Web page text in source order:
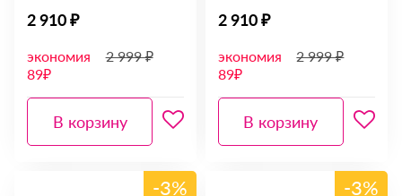
2 910 ₽
экономия
89₽
2 999 ₽
В корзину
2 910 ₽
экономия
89₽
2 999 ₽
В корзину
-3% -3%